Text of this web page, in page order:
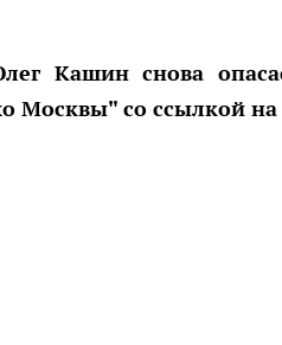
Кашин снова
Москвы" со ссылкой